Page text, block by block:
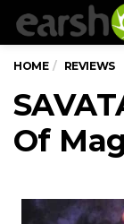
HOME REVIEWS
Of